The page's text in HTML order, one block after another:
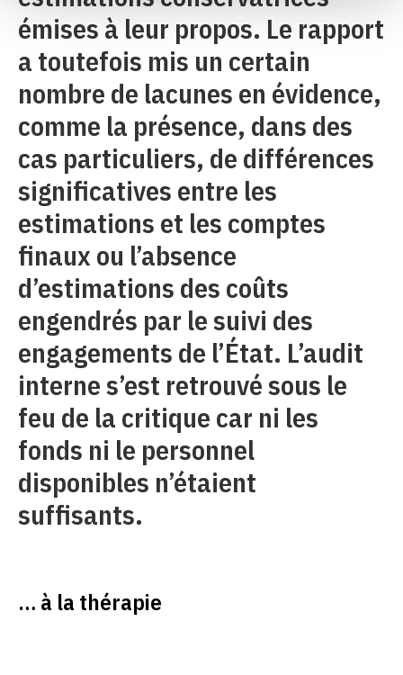
émises à leur propos. Le rapport
a toutefois mis un certain
nombre de lacunes en évidence,
comme la présence, dans des
cas particuliers, de différences
significatives entre les
estimations et les comptes
finaux ou l’absence
d’estimations des coûts
engendrés par le suivi des
engagements de l’État. L’audit
interne s’est retrouvé sous le
feu de la critique car ni les
fonds ni le personnel
disponibles n’étaient
suffisants.
… à la thérapie